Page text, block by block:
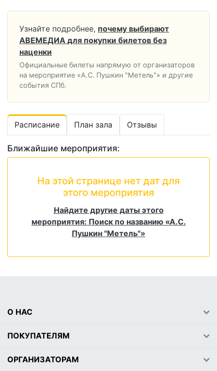
Узнайте подробнее, почему выбирают
АВЕМЕДИА для покупки билетов без
наценки
Официальные билеты напрямую от организаторов
на мероприятие «А.С. Пушкин "Метель"» и другие
события СПб.
Расписание План зала Отзывы
Ближайшие мероприятия:
На этой странице нет дат для
этого мероприятия
Найдите другие даты этого
мероприятия: Поиск по названию «А.С.
Пушкин "Метель"»
О НАС
ПОКУПАТЕЛЯМ
ОРГАНИЗАТОРАМ